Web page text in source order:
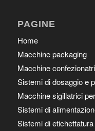
PAGINE
Home
Macchine packaging
Macchine
Sistemi di dosaggio e
Macchine sigillatrici
Sistemi di
Sistemi di